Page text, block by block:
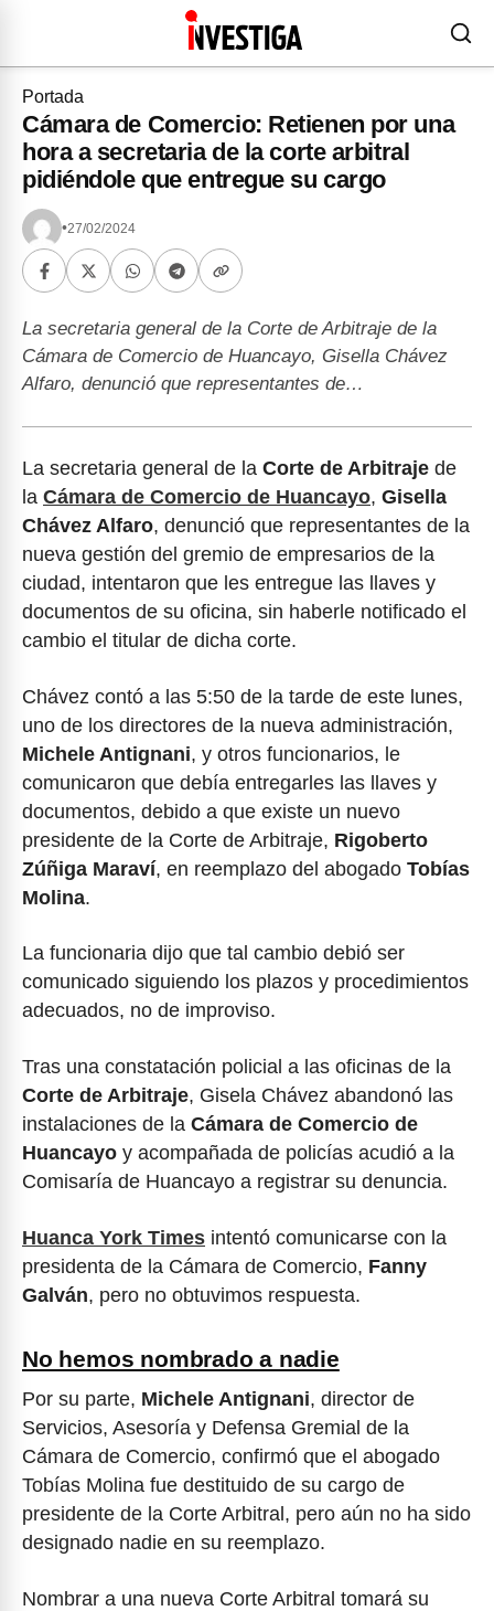
Portada
Cámara de Comercio: Retienen por una
hora a secretaria de la corte arbitral
pidiéndole que entregue su cargo
•27/02/2024
La secretaria general de la Corte de Arbitraje de la
Cámara de Comercio de Huancayo, Gisella Chávez
Alfaro, denunció que representantes de…
La secretaria general de la Corte de Arbitraje de
la Cámara de Comercio de Huancayo, Gisella
Chávez Alfaro, denunció que representantes de la
nueva gestión del gremio de empresarios de la
ciudad, intentaron que les entregue las llaves y
documentos de su oficina, sin haberle notificado el
cambio el titular de dicha corte.
Chávez contó a las 5:50 de la tarde de este lunes,
uno de los directores de la nueva administración,
Michele Antignani, y otros funcionarios, le
comunicaron que debía entregarles las llaves y
documentos, debido a que existe un nuevo
presidente de la Corte de Arbitraje, Rigoberto
Zúñiga Maraví, en reemplazo del abogado Tobías
Molina.
La funcionaria dijo que tal cambio debió ser
comunicado siguiendo los plazos y procedimientos
adecuados, no de improviso.
Tras una constatación policial a las oficinas de la
Corte de Arbitraje, Gisela Chávez abandonó las
instalaciones de la Cámara de Comercio de
Huancayo y acompañada de policías acudió a la
Comisaría de Huancayo a registrar su denuncia.
Huanca York Times intentó comunicarse con la
presidenta de la Cámara de Comercio, Fanny
Galván, pero no obtuvimos respuesta.
No hemos nombrado a nadie
Por su parte, Michele Antignani, director de
Servicios, Asesoría y Defensa Gremial de la
Cámara de Comercio, confirmó que el abogado
Tobías Molina fue destituido de su cargo de
presidente de la Corte Arbitral, pero aún no ha sido
designado nadie en su reemplazo.
Nombrar a una nueva Corte Arbitral tomará su